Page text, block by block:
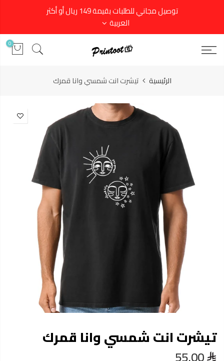
توصيل مجاني للطلبات بقيمة 149 ريال أو أكثر
العربية
0
الرئيسية تيشرت انت شمسي وانا قمرك
تيشرت انت شمسي وانا قمرك